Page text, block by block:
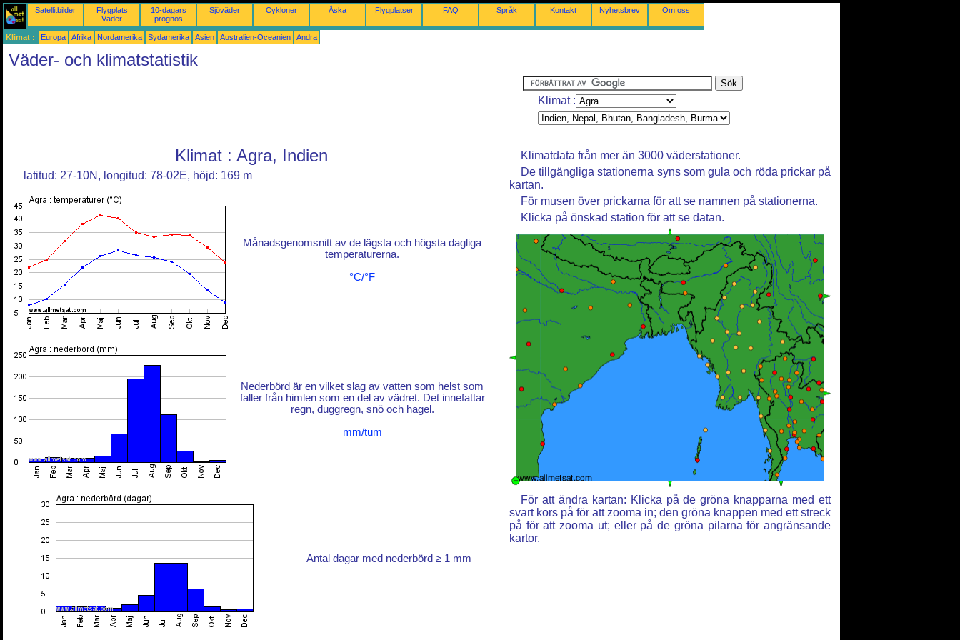
Satellitbilder
Flygplats
Väder
10-dagars
prognos
Sjöväder Cykloner Åska Flygplatser FAQ Språk Kontakt Nyhetsbrev Om oss
Klimat : Europa Afrika Nordamerika Sydamerika Asien Australien-Oceanien Andra
Väder- och klimatstatistik
Klimat :
Klimat : Agra, Indien
latitud: 27-10N, longitud: 78-02E, höjd: 169 m
Månadsgenomsnitt av de lägsta och högsta dagliga
temperaturerna.
°C/°F
Nederbörd är en vilket slag av vatten som helst som
faller från himlen som en del av vädret. Det innefattar
regn, duggregn, snö och hagel.
mm/tum
Antal dagar med nederbörd ≥ 1 mm
Klimatdata från mer än 3000 väderstationer.
De tillgängliga stationerna syns som gula och röda prickar på
kartan.
För musen över prickarna för att se namnen på stationerna.
Klicka på önskad station för att se datan.
För att ändra kartan: Klicka på de gröna knapparna med ett
svart kors på för att zooma in; den gröna knappen med ett streck
på för att zooma ut; eller på de gröna pilarna för angränsande
kartor.